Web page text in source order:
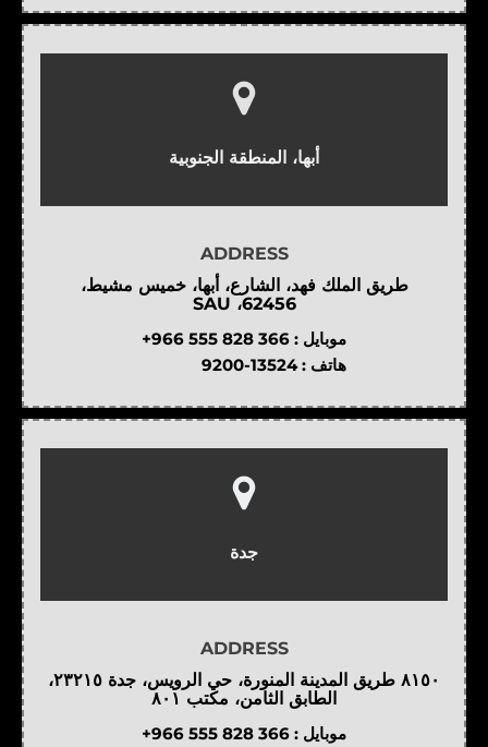
أبها، المنطقة الجنوبية
ADDRESS
طريق الملك فهد، الشارع، أبها، خميس مشيط،
62456، SAU
موبايل : +966 555 828 366
هاتف : 9200-13524
جدة
ADDRESS
٨١٥٠ طريق المدينة المنورة، حي الرويس، جدة ٢٣٢١٥،
الطابق الثامن، مكتب ٨٠١
موبايل : +966 555 828 366